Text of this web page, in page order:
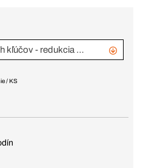
Sada kovaných nástrčných kľúčov - redukcia a priechodky 5-dielna
/ KS